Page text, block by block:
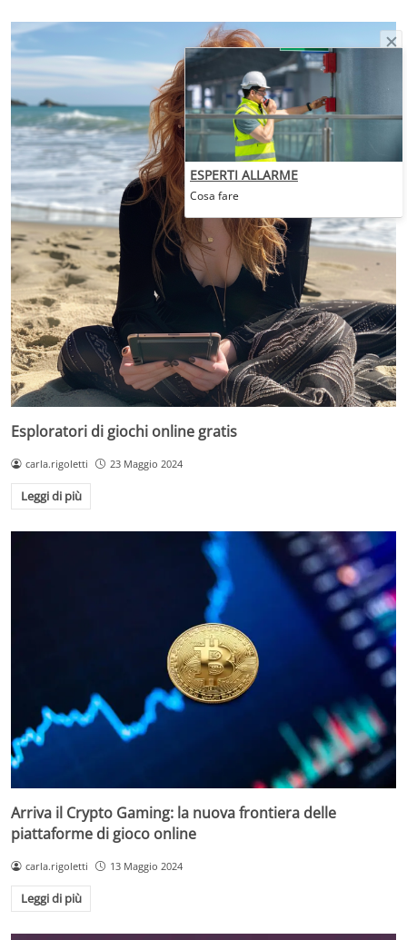
Esploratori di giochi online gratis
carla.rigoletti 23 Maggio 2024
Leggi di più
Arriva il Crypto Gaming: la nuova frontiera delle
piattaforme di gioco online
carla.rigoletti 13 Maggio 2024
Leggi di più
ESPERTI ALLARME
Cosa fare